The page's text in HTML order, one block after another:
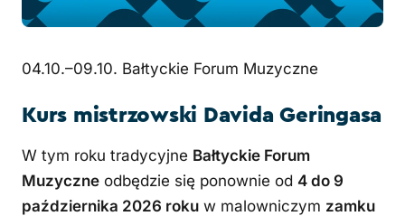
04.10.–09.10. Bałtyckie Forum Muzyczne
Kurs mistrzowski Davida Geringasa
W tym roku tradycyjne Bałtyckie Forum
Muzyczne odbędzie się ponownie od 4 do 9
października 2026 roku w malowniczym zamku